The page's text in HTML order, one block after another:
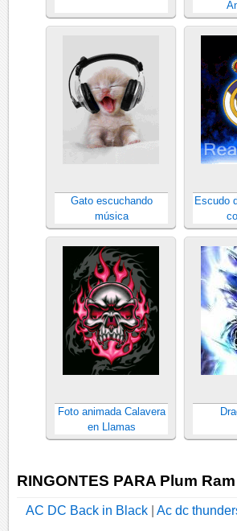
Gato escuchando
música
Escudo
Foto animada Calavera
en Llamas
RINGONTES PARA Plum
AC DC Back in Black Ac dc